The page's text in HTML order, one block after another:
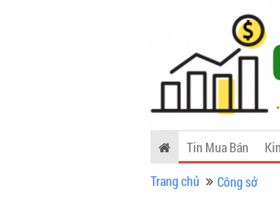
Tin Mua Bán
Trang chủ
Công sở